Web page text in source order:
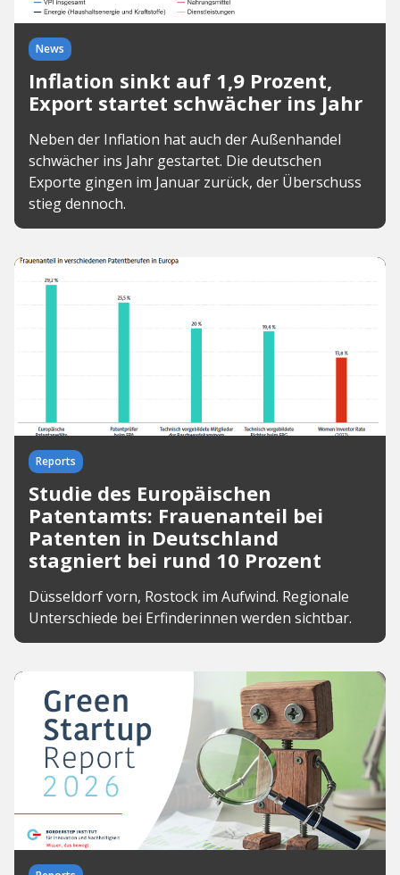
News
Inflation sinkt auf 1,9 Prozent,
Export startet schwächer ins Jahr
Neben der Inflation hat auch der Außenhandel
schwächer ins Jahr gestartet. Die deutschen
Exporte gingen im Januar zurück, der Überschuss
stieg dennoch.
Reports
Studie des Europäischen
Patentamts: Frauenanteil bei
Patenten in Deutschland
stagniert bei rund 10 Prozent
Düsseldorf vorn, Rostock im Aufwind. Regionale
Unterschiede bei Erfinderinnen werden sichtbar.